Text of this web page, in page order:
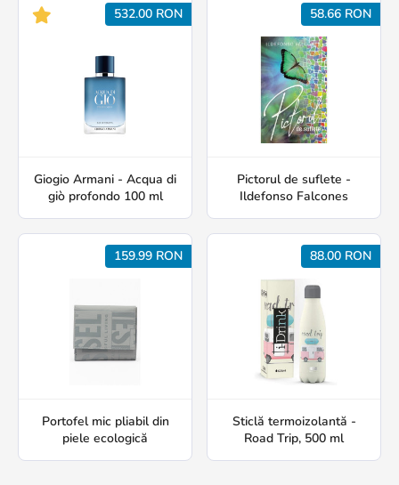
532.00 RON
Giogio Armani - Acqua di
giò profondo 100 ml
58.66 RON
Pictorul de suflete -
Ildefonso Falcones
159.99 RON
Portofel mic pliabil din
piele ecologică
88.00 RON
Sticlă termoizolantă -
Road Trip, 500 ml